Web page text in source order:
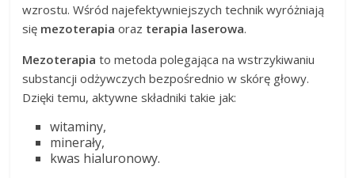
wzrostu. Wśród najefektywniejszych technik wyróżniają
się mezoterapia oraz terapia laserowa.
Mezoterapia to metoda polegająca na wstrzykiwaniu
substancji odżywczych bezpośrednio w skórę głowy.
Dzięki temu, aktywne składniki takie jak:
witaminy,
minerały,
kwas hialuronowy.